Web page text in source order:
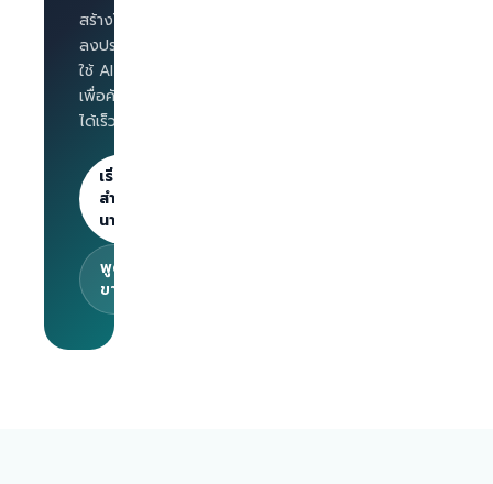
สร้างโปรไฟล์บริษัท
ลงประกาศงาน และ
ใช้ AI Interview
เพื่อคัดกรองผู้สมัคร
ได้เร็วขึ้น
เริ่มต้น
สำหรับ
นายจ้าง
พูดคุยกับทีม
ขาย